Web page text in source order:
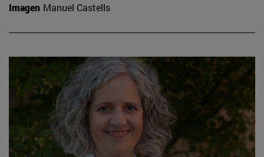
Imagen Manuel Castells